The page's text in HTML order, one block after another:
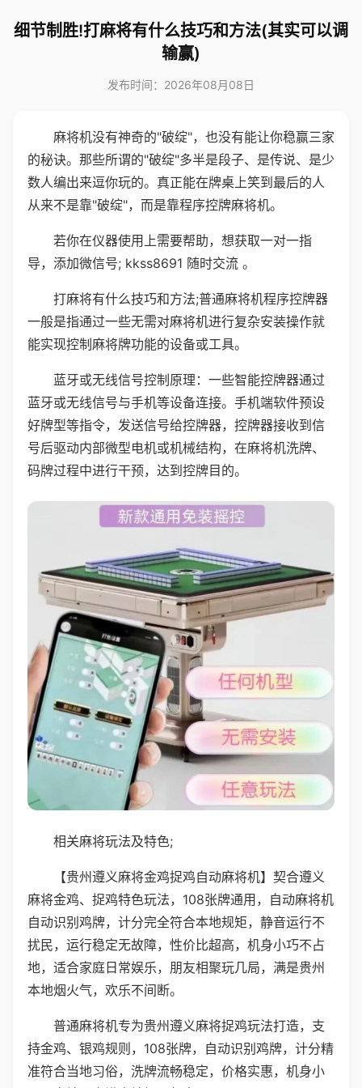
细节制胜!打麻将有什么技巧和方法(其实可以调
输赢)
发布时间：2026年08月08日
麻将机没有神奇的"破绽"，也没有能让你稳赢三家
的秘诀。那些所谓的"破绽"多半是段子、是传说、是少
数人编出来逗你玩的。真正能在牌桌上笑到最后的人
从来不是靠"破绽"，而是靠程序控牌麻将机。
若你在仪器使用上需要帮助，想获取一对一指
导，添加微信号; kkss8691 随时交流 。
打麻将有什么技巧和方法;普通麻将机程序控牌器
一般是指通过一些无需对麻将机进行复杂安装操作就
能实现控制麻将牌功能的设备或工具。
蓝牙或无线信号控制原理：一些智能控牌器通过
蓝牙或无线信号与手机等设备连接。手机端软件预设
好牌型等指令，发送信号给控牌器，控牌器接收到信
号后驱动内部微型电机或机械结构，在麻将机洗牌、
码牌过程中进行干预，达到控牌目的。
相关麻将玩法及特色;
【贵州遵义麻将金鸡捉鸡自动麻将机】契合遵义
麻将金鸡、捉鸡特色玩法，108张牌通用，自动麻将机
自动识别鸡牌，计分完全符合本地规矩，静音运行不
扰民，运行稳定无故障，性价比超高，机身小巧不占
地，适合家庭日常娱乐，朋友相聚玩几局，满是贵州
本地烟火气，欢乐不间断。
普通麻将机专为贵州遵义麻将捉鸡玩法打造，支
持金鸡、银鸡规则，108张牌，自动识别鸡牌，计分精
准符合当地习俗，洗牌流畅稳定，价格实惠，机身小